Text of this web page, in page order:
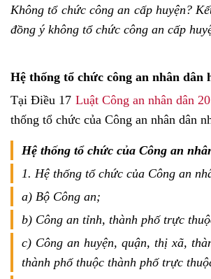
Không tổ chức công an cấp huyện?
đồng ý không tổ chức công an cấp
Hệ thống tổ chức công an nhân dân
Tại Điều 17 Luật Công an nhân dân
thống tổ chức của Công an nhân dân
Hệ thống tổ chức của Công an
1. Hệ thống tổ chức của Công an
a) Bộ Công an;
b) Công an tỉnh, thành phố trực
c) Công an huyện, quận, thị xã,
thành phố thuộc thành phố trực